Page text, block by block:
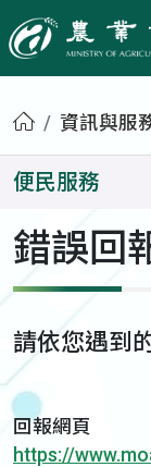
農
首頁資訊與服
便民服務
錯誤回
請依您遇到
回報網頁
https://